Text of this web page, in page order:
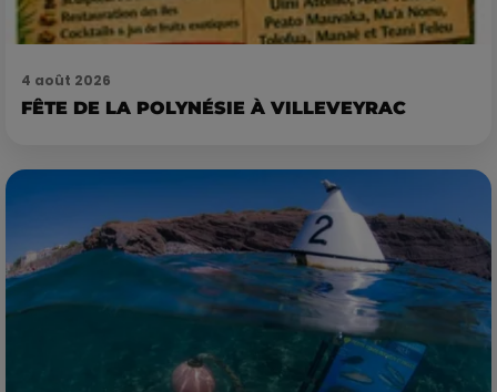
4 août 2026
FÊTE DE LA POLYNÉSIE À VILLEVEYRAC